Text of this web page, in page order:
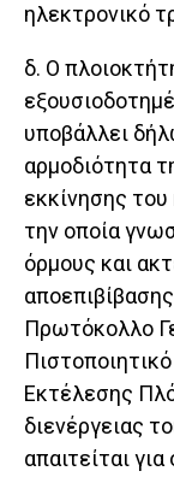
ηλεκτρονικό
δ. Ο
υποβάλλει
αρμοδιότητα
εκκίνησης του
την οποία
όρμους και
Πρωτόκολλο
Εκτέλεσης
διενέργειας
απαιτείται